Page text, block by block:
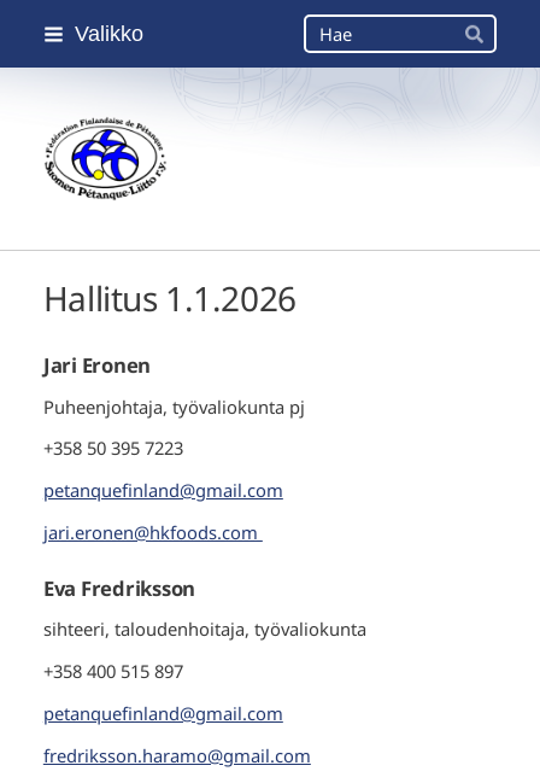
Siirry
Valikko Haku
Hae
Suomen Petanque-Liitto
Hallitus 1.1.2026
Jari Eronen
Puheenjohtaja, työvaliokunta pj
+358 50 395 7223
petanquefinland@gmail.com
jari.eronen@hkfoods.com
Eva Fredriksson
sihteeri, taloudenhoitaja, työvaliokunta
+358 400 515 897
petanquefinland@gmail.com
fredriksson.haramo@gmail.com